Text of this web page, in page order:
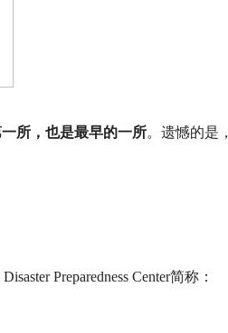
所，也是最早的一所。遗憾的是，
Preparedness Center简称：